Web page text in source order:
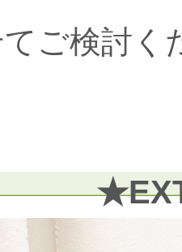
ご検討く